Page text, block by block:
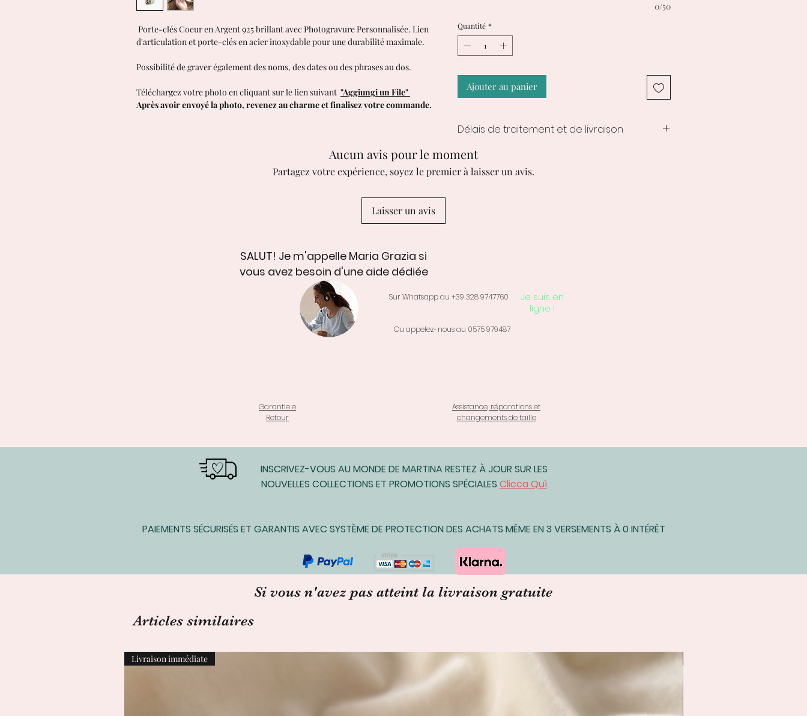
Porte-clés Coeur en Argent 925 brillant avec Photogravure Personnalisée. Lien
d'articulation et porte-clés en acier inoxydable pour une durabilité maximale.
Possibilité de graver également des noms, des dates ou des phrases au dos.
Téléchargez votre photo en cliquant sur le lien suivant "Aggiungi un File"
Après avoir envoyé la photo, revenez au charme et finalisez votre commande.
0/50
Quantité *
Ajouter au panier
Délais de traitement et de livraison
Les délais de traitement et de livraison des
créations personnalisées varient de 10 à 15 jours
ouvrés.
Aucun avis pour le moment
Partagez votre expérience, soyez le premier à laisser un avis.
Laisser un avis
SALUT! Je m'appelle Maria Grazia si
vous avez besoin d'une aide dédiée
Sur Whatsapp au +39 328 9747760
Je suis en
ligne !
Ou appelez-nous au 0575 979487
Garantie e
Retour
Assistance, réparations et
changements de taille
INSCRIVEZ-VOUS AU MONDE DE MARTINA RESTEZ À JOUR SUR LES
NOUVELLES COLLECTIONS ET PROMOTIONS SPÉCIALES Clicca Quì
PAIEMENTS SÉCURISÉS ET GARANTIS AVEC SYSTÈME DE PROTECTION DES ACHATS MÊME EN 3 VERSEMENTS À 0 INTÉRÊT
Si vous n'avez pas atteint la livraison gratuite
Articles similaires
Livraison immédiate